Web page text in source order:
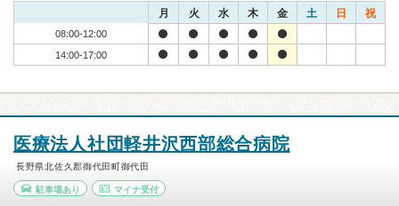
月 火 水 木 金 土 日 祝
08:00-12:00
14:00-17:00
医療法人社団軽井沢西部総合病院
長野県北佐久郡御代田町御代田
駐車場あり マイナ受付